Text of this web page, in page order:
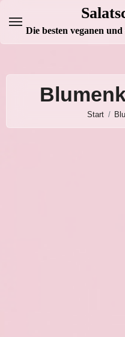
Inhalt
springen
Die besten veganen
Start